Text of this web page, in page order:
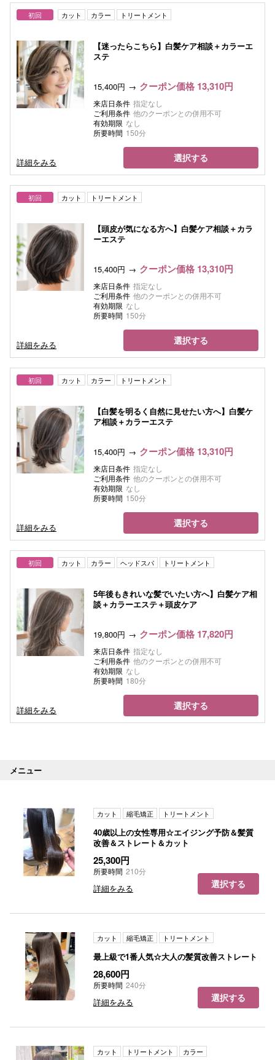
初回 カット カラー トリートメント
【迷ったらこちら】白髪ケア相談＋カラーエ
ステ
15,400円 クーポン価格 13,310円
来店日条件 指定なし
ご利用条件 他のクーポンとの併用不可
有効期限 なし
所要時間 150分
詳細をみる 選択する
初回 カット トリートメント
【頭皮が気になる方へ】白髪ケア相談＋カラ
ーエステ
15,400円 クーポン価格 13,310円
来店日条件 指定なし
ご利用条件 他のクーポンとの併用不可
有効期限 なし
所要時間 150分
詳細をみる 選択する
初回 カット カラー トリートメント
【白髪を明るく自然に見せたい方へ】白髪ケ
ア相談＋カラーエステ
15,400円 クーポン価格 13,310円
来店日条件 指定なし
ご利用条件 他のクーポンとの併用不可
有効期限 なし
所要時間 150分
詳細をみる 選択する
初回 カット カラー ヘッドスパ トリートメント
5年後もきれいな髪でいたい方へ】白髪ケア相
談＋カラーエステ＋頭皮ケア
19,800円 クーポン価格 17,820円
来店日条件 指定なし
ご利用条件 他のクーポンとの併用不可
有効期限 なし
所要時間 180分
詳細をみる 選択する
メニュー
カット 縮毛矯正 トリートメント
40歳以上の女性専用☆エイジング予防＆髪質
改善＆ストレート＆カット
25,300円
所要時間 210分
詳細をみる 選択する
カット 縮毛矯正 トリートメント
最上級で1番人気☆大人の髪質改善ストレート
28,600円
所要時間 240分
詳細をみる 選択する
カット トリートメント カラー